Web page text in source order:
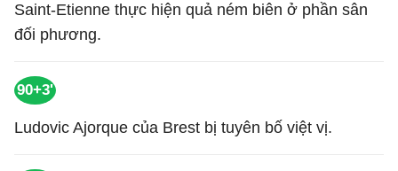
Saint-Etienne thực hiện quả ném biên ở phần sân
đối phương.
90+3'
Ludovic Ajorque của Brest bị tuyên bố việt vị.